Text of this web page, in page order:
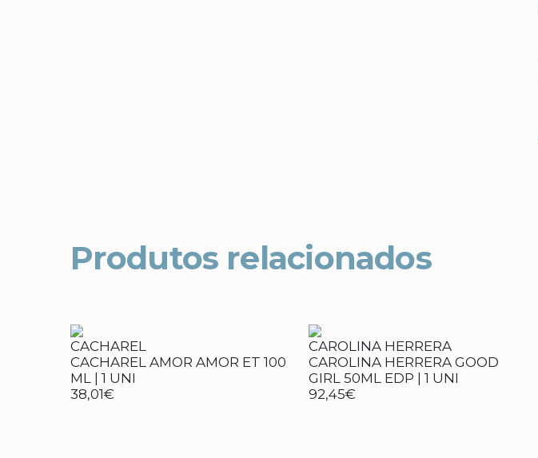
Produtos relacionados
CACHAREL
CACHAREL AMOR AMOR ET 100
ML | 1 UNI
38,01€
CAROLINA HERRERA
CAROLINA HERRERA GOOD
GIRL 50ML EDP | 1 UNI
92,45€